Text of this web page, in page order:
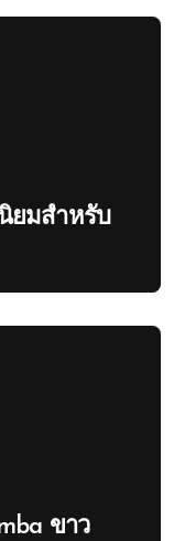
ยมสำหรับ
ขาว